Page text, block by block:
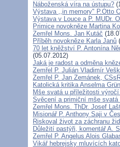
Náboženská víra na ústupu?
Výstava ,,in memory" P.Otto
Výstava v Louce a P. MUDr.
Primice novokněze Martina
Zemřel Mons. Jan Kutáč
Příběh novokněze Karla Janů
70 let kněžství P. Antonína
(05.07.2012)
Jaká je radost a odměna
Zemřel P. Julián Vladimír
Zemřel P. Jan Zemánek,
Katolická kritika Anselma
Mše svatá u příležitosti
Svěcení a primiční mše
Zemřel Mons. ThDr. Josef
Misionář P. Anthony Saji v
Riskoval život za záchranu
Důležití pastýři, komentář A.
Zemřel P. Angelus Alois
Vikář hebrejsky mluvících